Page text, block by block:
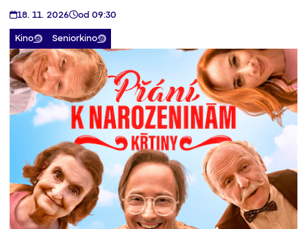
18. 11. 2026 od 09:30
Kino Seniorkino